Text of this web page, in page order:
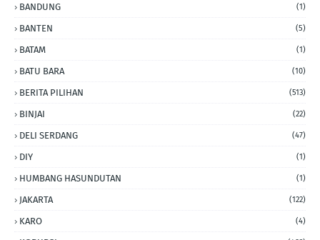
BANDUNG (1)
BANTEN (5)
BATAM (1)
BATU BARA (10)
BERITA PILIHAN (513)
BINJAI (22)
DELI SERDANG (47)
DIY (1)
HUMBANG HASUNDUTAN (1)
JAKARTA (122)
KARO (4)